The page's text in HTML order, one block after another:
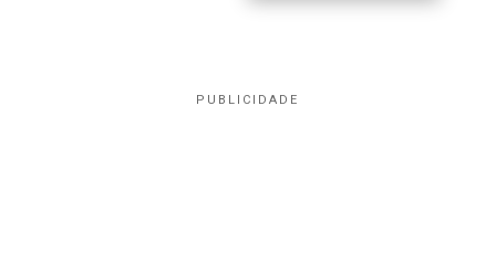
PUBLICIDADE